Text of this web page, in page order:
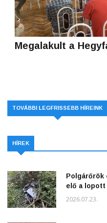
Megalakult a
TOVÁBBI LEGFRISSEBB HÍREINK
HÍREK
elő a lopott
2026.07.23.